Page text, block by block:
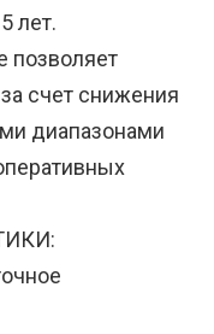
лет.
позволяет
счет снижения
диапазонами